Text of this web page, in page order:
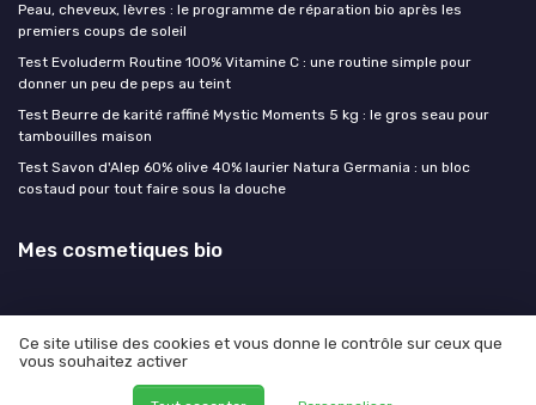
Peau, cheveux, lèvres : le programme de réparation bio après les
premiers coups de soleil
Test Evoluderm Routine 100% Vitamine C : une routine simple pour
donner un peu de peps au teint
Test Beurre de karité raffiné Mystic Moments 5 kg : le gros seau pour
tambouilles maison
Test Savon d'Alep 60% olive 40% laurier Natura Germania : un bloc
costaud pour tout faire sous la douche
Mes cosmetiques bio
Mentions légales
Ce site utilise des cookies et vous donne le contrôle sur ceux que
vous souhaitez activer